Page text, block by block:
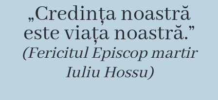
„Credința noastră
este viața noastră.”
(Fericitul Episcop martir
Iuliu Hossu)